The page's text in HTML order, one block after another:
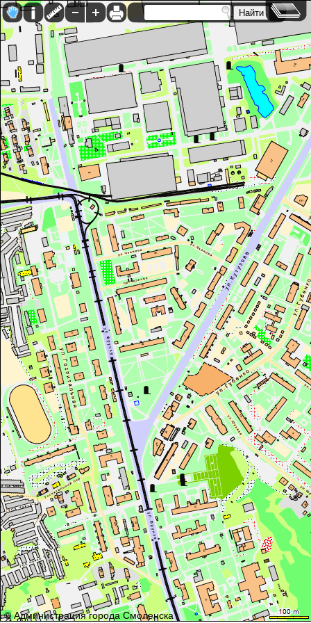
© Администрация города Смоленска